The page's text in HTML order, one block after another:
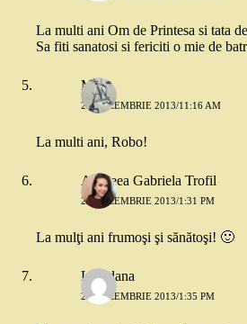
La multi ani Om de Printesa si tata
Sa fiti sanatosi si fericiti o mie de
Me
29 DECEMBRIE 2013/11:16 AM
La multi ani, Robo!
Andreea Gabriela Trofil
29 DECEMBRIE 2013/1:31 PM
La mulţi ani frumoşi şi sănătoşi! 🙂
Loredana
29 DECEMBRIE 2013/1:35 PM